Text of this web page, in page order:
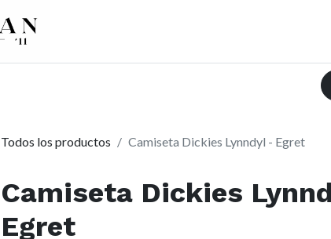
Todos los productos Camiseta Dickies Lynndyl - Egret
Camiseta Dickies
Egret